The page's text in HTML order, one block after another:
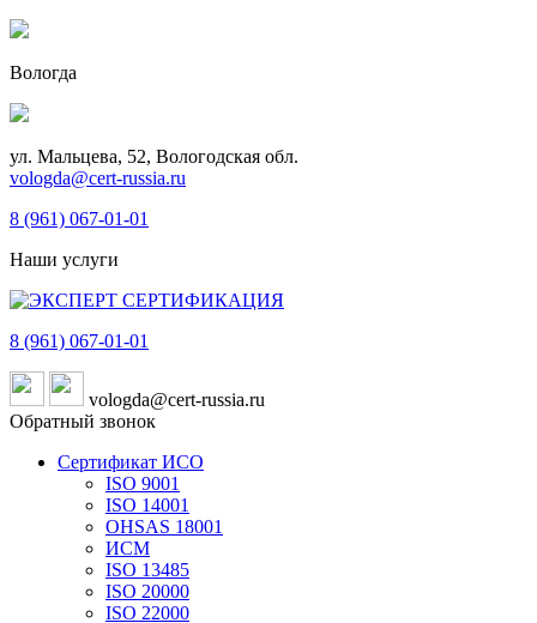
Вологда
ул. Мальцева, 52, Вологодская обл.
vologda@cert-russia.ru
8 (961) 067-01-01
Наши услуги
8 (961) 067-01-01
vologda@cert-russia.ru
Обратный звонок
Сертификат ИСО
ISO 9001
ISO 14001
OHSAS 18001
ИСМ
ISO 13485
ISO 20000
ISO 22000